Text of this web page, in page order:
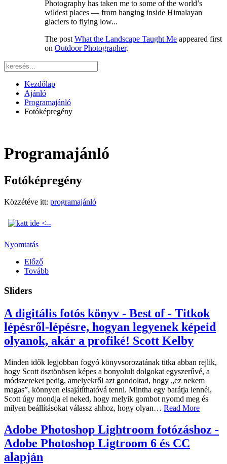
Photography has taken me to some of the world’s
wildest places — from hanging inside Himalayan
glaciers to flying low...
The post What the Landscape Taught Me appeared first
on Outdoor Photographer.
Kezdőlap
Ajánló
Programajánló
Fotóképregény
Programajánló
Fotóképregény
Közzétéve itt: programajánló
Nyomtatás
Előző
Tovább
Sliders
A digitális fotós könyv - Best of - Titkok
lépésről-lépésre, hogyan legyenek képeid
olyanok, akár a profiké! Scott Kelby
Minden idők legjobban fogyó könyvsorozatának titka abban rejlik,
hogy Scott ösztönösen képes a bonyolult dolgokat egyszerűvé, a
módszereket pedig, amelyekről azt gondoltad, hogy „ez nekem
magas”, könnyen elsajátíthatóvá tenni. Mintha egy barátja lennél,
Scott úgy mondja el neked, hogy melyik gombot nyomd meg és
milyen beállításokat válassz ahhoz, hogy olyan… Read More
Adobe Photoshop Lightroom fotózáshoz -
Adobe Photoshop Ligtroom 6 és CC
alapján